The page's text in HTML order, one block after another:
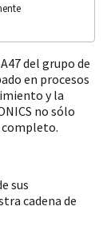
del grupo de
en procesos
y la
no sólo
completo.
sus
cadena de